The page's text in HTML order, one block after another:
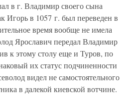
в г. Владимир своего сына
Игорь в 1057 г. был переведен в
время вообще не имела
Ярославич передал Владимир
к этому столу еще и Туров, по
их статус подчиненности
видел не самостоятельного
в далекой киевской вотчине.